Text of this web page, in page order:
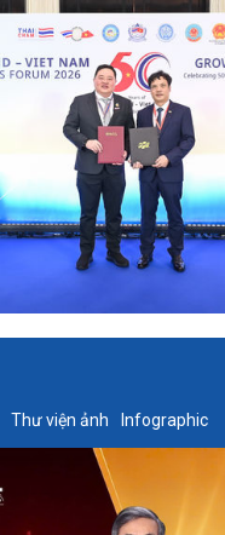
Thư viện ảnh Infographic